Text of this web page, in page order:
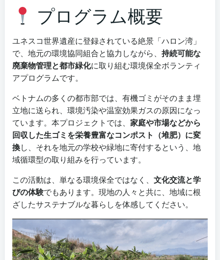
プログラム概要
ユネスコ世界遺産に登録されている絶景「ハロン湾」
で、地元の環境協同組合と協力しながら、 持続可能な
廃棄物管理と都市緑化に取り組む環境保全ボランティ
アプログラムです。
ベトナムの多くの都市部では、有機ゴミがそのまま埋
立地に送られ、環境汚染や温室効果ガスの原因になっ
ています。本プロジェクトでは、 家庭や市場などから
回収した生ゴミを栄養豊富なコンポスト（堆肥）に変
換し、それを地元の学校や緑地に寄付するという、地
域循環型の取り組みを行っています。
この活動は、単なる環境保全ではなく、 文化交流と学
びの体験でもあります。現地の人々と共に、地域に根
ざしたサステナブルな暮らしを体感してください。